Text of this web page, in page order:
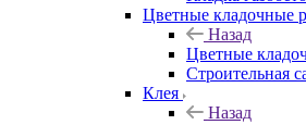
Цветные кладочные
Назад
Цветные
Строительная
Клея
Назад